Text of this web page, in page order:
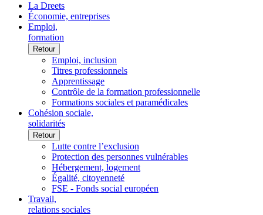
La Dreets
Économie, entreprises
Emploi,
formation
Retour
Emploi, inclusion
Titres professionnels
Apprentissage
Contrôle de la formation professionnelle
Formations sociales et paramédicales
Cohésion sociale,
solidarités
Retour
Lutte contre l’exclusion
Protection des personnes vulnérables
Hébergement, logement
Égalité, citoyenneté
FSE - Fonds social européen
Travail,
relations sociales